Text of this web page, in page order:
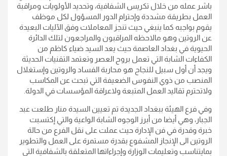
باشر عمله من خلال تكريس الشفافية، وتحديد الأولويات ومراقبة
العمل بطريقة مشددة وإحترام الدور المسؤول لكل موظف
يقوم بواجبه كما ينبغي حيث تنجز المعاملات وفق الآليات البعيدة
عن الروتين وهو مالاحظه المراقبون والمراجعون لتلك الدائرة
الحيوية في بغداد العاصمة حيث يعد السيد ضياء كاظم من
الكفاءات الشابة التي تعمل بروح العصر وتعتمد التقنيات الحديثة
ويجد أن أول سبيل للنجاح هو محاربة الفساد والروتين وإستغلال
المنصب من ذوي النفوس الضعيفة التي تبحث عن المكاسب
ولاتحترم تقاليد العمل المتبعة ولاعراقة المؤسسات في الدولة.
وفي فرع الهيئة ببغداد الجديدة تم تعيين السيدة منار طلعت عبد
الجبار، وهي أيضا من أبرز الوجوه الشابة الواعية والتي إكتسبت
خبرة وقدرة في فن الإدارة حيث عملت على نقل الفرع من حالة
الروتين الى الإنجاز المشفوع بقدرة مستمرة على العمل والتطوير
بمايتناسب وتعليمات الوزارة وإجراءاتها المتعلقة بالشفافية التي